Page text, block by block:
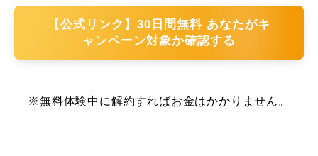
【公式リンク】30日間無料 あなたがキ
ャンペーン対象か確認する
※無料体験中に解約すればお金はかかりません。